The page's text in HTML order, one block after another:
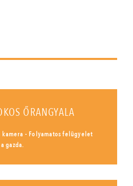
ŐRANGYALA
- Folyamatos felügyelet
gazda.